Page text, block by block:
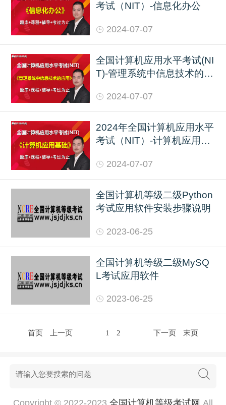
考试（NIT）-信息化办公
2024-07-07
全国计算机应用水平考试(NI
T)-管理系统中信息技术的应
2024-07-07
2024年全国计算机应用水平
考试（NIT）-计算机应用基
2024-07-07
全国计算机等级二级Python
考试应用软件安装步骤说明
2023-06-25
全国计算机等级二级MySQ
L考试应用软件
2023-06-25
首页 上一页 1 2 下一页 末页
Copyright © 2022-2023 全国计算机等级考试网 All